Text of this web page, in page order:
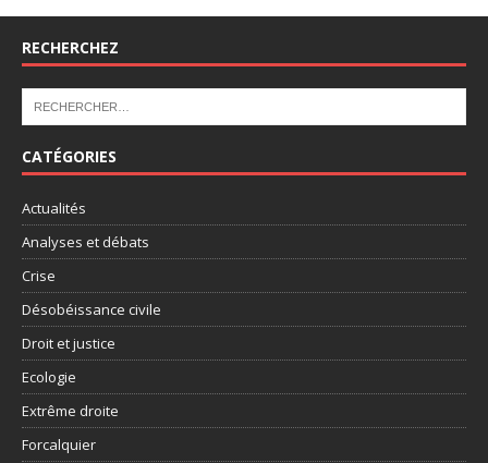
RECHERCHEZ
CATÉGORIES
Actualités
Analyses et débats
Crise
Désobéissance civile
Droit et justice
Ecologie
Extrême droite
Forcalquier